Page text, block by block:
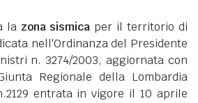
la zona sismica per il territorio di
nell'Ordinanza del Presidente
n. 3274/2003, aggiornata con
Regionale della Lombardia
entrata in vigore il 10 aprile